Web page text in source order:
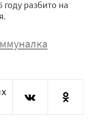
разбито на